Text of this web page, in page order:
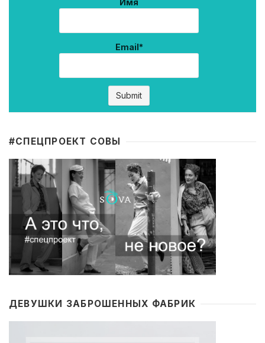
Имя
Email*
#CПЕЦПРОЕКТ СОВЫ
ДЕВУШКИ ЗАБРОШЕННЫХ ФАБРИК